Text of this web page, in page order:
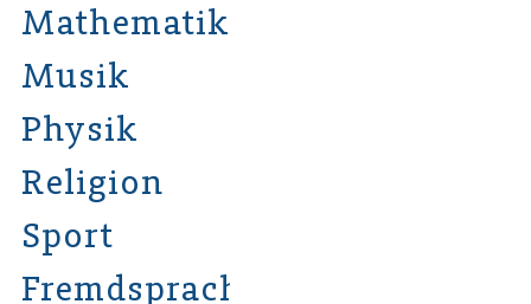
Mathematik
Musik
Physik
Religion
Sport
Fremdsprachen